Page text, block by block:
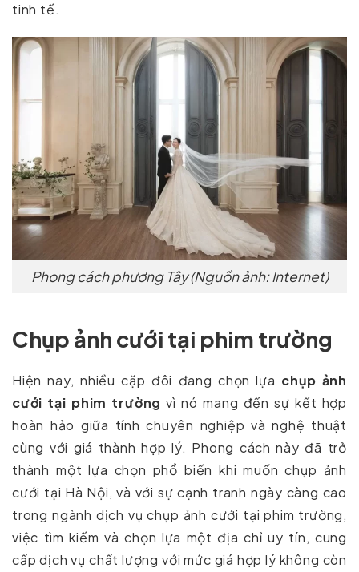
tinh tế.
Phong cách phương Tây (Nguồn ảnh: Internet)
Chụp ảnh cưới tại phim trường
Hiện nay, nhiều cặp đôi đang chọn lựa chụp ảnh
cưới tại phim trường vì nó mang đến sự kết hợp
hoàn hảo giữa tính chuyên nghiệp và nghệ thuật
cùng với giá thành hợp lý. Phong cách này đã trở
thành một lựa chọn phổ biến khi muốn chụp ảnh
cưới tại Hà Nội, và với sự cạnh tranh ngày càng cao
trong ngành dịch vụ chụp ảnh cưới tại phim trường,
việc tìm kiếm và chọn lựa một địa chỉ uy tín, cung
cấp dịch vụ chất lượng với mức giá hợp lý không còn